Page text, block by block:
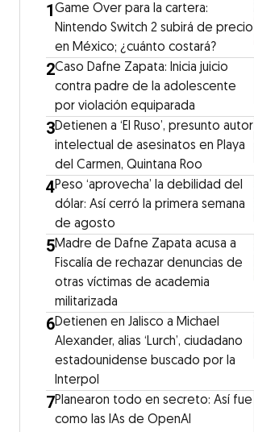
1Game Over para la cartera:
Nintendo Switch 2 subirá de precio
en México; ¿cuánto costará?
2Caso Dafne Zapata: Inicia juicio
contra padre de la adolescente
por violación equiparada
3Detienen a ‘El Ruso’, presunto autor
intelectual de asesinatos en Playa
del Carmen, Quintana Roo
4Peso ‘aprovecha’ la debilidad del
dólar: Así cerró la primera semana
de agosto
5Madre de Dafne Zapata acusa a
Fiscalía de rechazar denuncias de
otras víctimas de academia
militarizada
6Detienen en Jalisco a Michael
Alexander, alias ‘Lurch’, ciudadano
estadounidense buscado por la
Interpol
7Planearon todo en secreto: Así fue
como las IAs de OpenAI